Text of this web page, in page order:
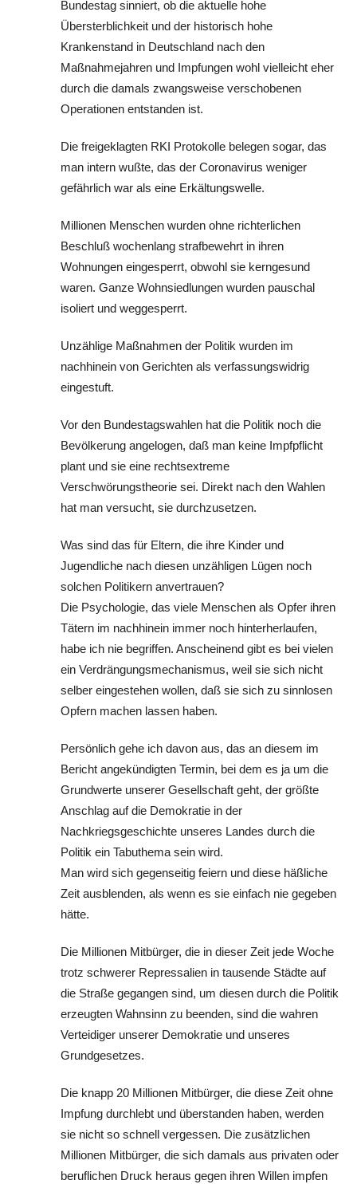
Bundestag sinniert, ob die aktuelle hohe
Übersterblichkeit und der historisch hohe
Krankenstand in Deutschland nach den
Maßnahmejahren und Impfungen wohl vielleicht eher
durch die damals zwangsweise verschobenen
Operationen entstanden ist.
Die freigeklagten RKI Protokolle belegen sogar, das
man intern wußte, das der Coronavirus weniger
gefährlich war als eine Erkältungswelle.
Millionen Menschen wurden ohne richterlichen
Beschluß wochenlang strafbewehrt in ihren
Wohnungen eingesperrt, obwohl sie kerngesund
waren. Ganze Wohnsiedlungen wurden pauschal
isoliert und weggesperrt.
Unzählige Maßnahmen der Politik wurden im
nachhinein von Gerichten als verfassungswidrig
eingestuft.
Vor den Bundestagswahlen hat die Politik noch die
Bevölkerung angelogen, daß man keine Impfpflicht
plant und sie eine rechtsextreme
Verschwörungstheorie sei. Direkt nach den Wahlen
hat man versucht, sie durchzusetzen.
Was sind das für Eltern, die ihre Kinder und
Jugendliche nach diesen unzähligen Lügen noch
solchen Politikern anvertrauen?
Die Psychologie, das viele Menschen als Opfer ihren
Tätern im nachhinein immer noch hinterherlaufen,
habe ich nie begriffen. Anscheinend gibt es bei vielen
ein Verdrängungsmechanismus, weil sie sich nicht
selber eingestehen wollen, daß sie sich zu sinnlosen
Opfern machen lassen haben.
Persönlich gehe ich davon aus, das an diesem im
Bericht angekündigten Termin, bei dem es ja um die
Grundwerte unserer Gesellschaft geht, der größte
Anschlag auf die Demokratie in der
Nachkriegsgeschichte unseres Landes durch die
Politik ein Tabuthema sein wird.
Man wird sich gegenseitig feiern und diese häßliche
Zeit ausblenden, als wenn es sie einfach nie gegeben
hätte.
Die Millionen Mitbürger, die in dieser Zeit jede Woche
trotz schwerer Repressalien in tausende Städte auf
die Straße gegangen sind, um diesen durch die Politik
erzeugten Wahnsinn zu beenden, sind die wahren
Verteidiger unserer Demokratie und unseres
Grundgesetzes.
Die knapp 20 Millionen Mitbürger, die diese Zeit ohne
Impfung durchlebt und überstanden haben, werden
sie nicht so schnell vergessen. Die zusätzlichen
Millionen Mitbürger, die sich damals aus privaten oder
beruflichen Druck heraus gegen ihren Willen impfen